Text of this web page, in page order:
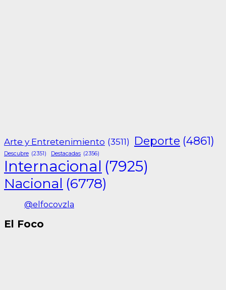
Arte y Entretenimiento (3511) Deporte (4861)
Descubre (2351) Destacadas (2356)
Internacional (7925)
Nacional (6778)
@elfocovzla
El Foco